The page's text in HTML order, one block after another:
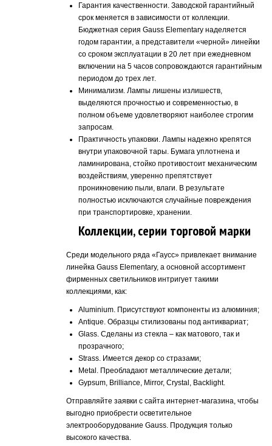
Гарантия качественности. Заводской гарантийный
срок меняется в зависимости от коллекции.
Бюджетная серия Gauss Elementary наделяется
годом гарантии, а представители «черной» линейки
со сроком эксплуатации в 20 лет при ежедневном
включении на 5 часов сопровождаются гарантийным
периодом до трех лет.
Минимализм. Лампы лишены излишеств,
выделяются прочностью и современностью, в
полном объеме удовлетворяют наиболее строгим
запросам.
Практичность упаковки. Лампы надежно крепятся
внутри упаковочной тары. Бумага уплотнена и
ламинирована, стойко противостоит механическим
воздействиям, уверенно препятствует
проникновению пыли, влаги. В результате
полностью исключаются случайные повреждения
при транспортировке, хранении.
Коллекции, серии торговой марки
Среди модельного ряда «Гаусс» привлекает внимание
линейка Gauss Elementary, а основной ассортимент
фирменных светильников интригует такими
коллекциями, как:
Aluminium. Присутствуют компоненты из алюминия;
Antique. Образцы стилизованы под антиквариат;
Glass. Сделаны из стекла – как матового, так и
прозрачного;
Strass. Имеется декор со стразами;
Metal. Преобладают металлические детали;
Gypsum, Brilliance, Mirror, Crystal, Backlight.
Отправляйте заявки с сайта интернет-магазина, чтобы
выгодно приобрести осветительное
электрооборудование Gauss. Продукция только
высокого качества.